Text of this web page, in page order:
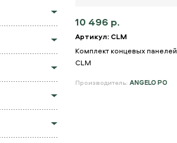
10 496 р.
Артикул: CLM
Комплект концевых панелей
CLM
Производитель: ANGELO PO